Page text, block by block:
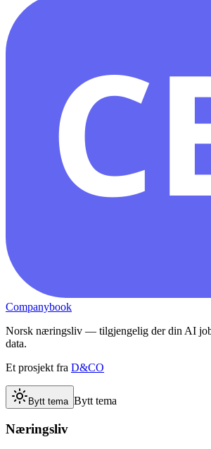
Companybook
Norsk næringsliv — tilgjengelig der din AI
data.
Et prosjekt fra D&CO
Bytt tema Bytt tema
Næringsliv